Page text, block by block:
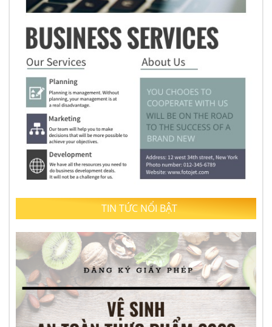
TIN TỨC NỔI BẬT